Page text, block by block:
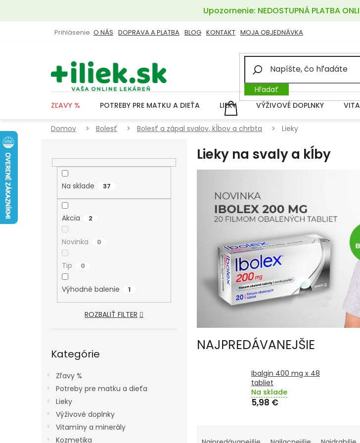
obsah
Upozornenie: NEDOSTUPNÁ PLATBA
O NÁS DOPRAVA A PLATBA BLOG KONTAKT MOJA OBJEDNÁVKA
Prihlásenie
Hľadať
NÁKUPNÝ
KOŠÍK
ZĽAVY % POTREBY PRE MATKU A DIEŤA LIEKY VÝŽIVOVÉ DOPLNKY
Domov Bolesť Bolesť a zápal svalov, kĺbov a chrbta Lieky
Na sklade 37
Akcia 2
Novinka 0
Tip 0
Výhodné balenie 1
ROZBALIŤ FILTER
kategórie
Kategórie
Zľavy %
Potreby pre matku a dieťa
Lieky
Výživové doplnky
Vitamíny a minerály
Kozmetika
Lieky na svaly a kĺby
NAJPREDÁVANEJŠIE
Ibalgin 400 mg x 48
tabliet
Na sklade
5,98 €